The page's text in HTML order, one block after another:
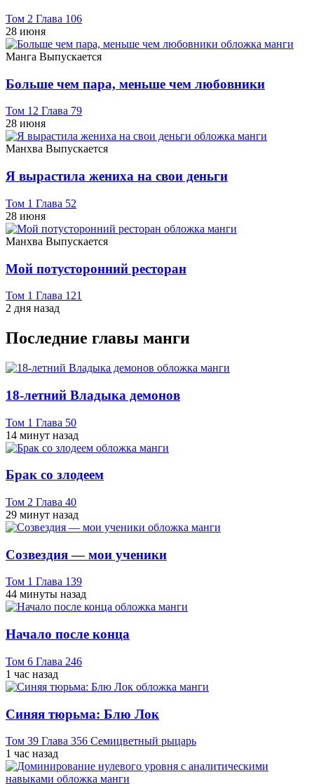
Том 2 Глава 106
28 июня
Манга Выпускается
Больше чем пара, меньше чем любовники
Том 12 Глава 79
28 июня
Манхва Выпускается
Я вырастила жениха на свои деньги
Том 1 Глава 52
28 июня
Манхва Выпускается
Мой потусторонний ресторан
Том 1 Глава 121
2 дня назад
Последние главы манги
18-летний Владыка демонов
Том 1 Глава 50
14 минут назад
Брак со злодеем
Том 2 Глава 40
29 минут назад
Созвездия — мои ученики
Том 1 Глава 139
44 минуты назад
Начало после конца
Том 6 Глава 246
1 час назад
Синяя тюрьма: Блю Лок
Том 39 Глава 356 Семицветный рыцарь
1 час назад